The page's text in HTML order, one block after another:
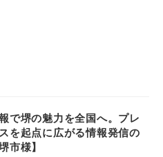
で堺の魅力を全国へ。プレ
を起点に広がる情報発信の
市様】